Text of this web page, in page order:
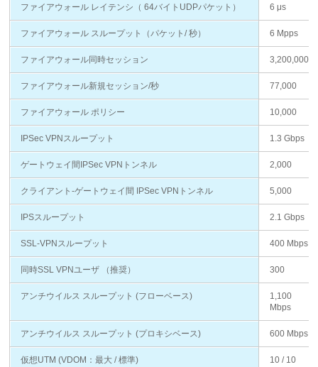
ファイアウォール レイテンシ（ 64バイトUDPパケット） 6 μs
ファイアウォール スループット（パケット/ 秒） 6 Mpps
ファイアウォール同時セッション 3,200,000
ファイアウォール新規セッション/秒 77,000
ファイアウォール ポリシー 10,000
IPSec VPNスループット 1.3 Gbps
ゲートウェイ間IPSec VPNトンネル 2,000
クライアント-ゲートウェイ間 IPSec VPNトンネル 5,000
IPSスループット 2.1 Gbps
SSL-VPNスループット 400 Mbps
同時SSL VPNユーザ （推奨） 300
アンチウイルス スループット (フローベース)
1,100
Mbps
アンチウイルス スループット (プロキシベース) 600 Mbps
仮想UTM (VDOM：最大 / 標準) 10 / 10